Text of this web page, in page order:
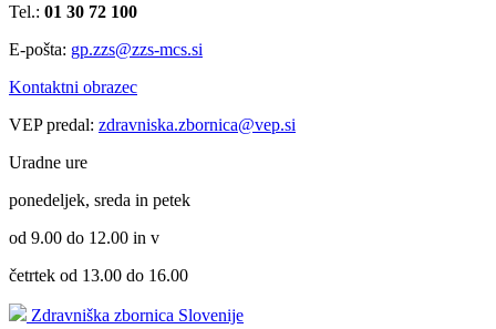
Tel.: 01 30 72 100
E-pošta: gp.zzs@zzs-mcs.si
Kontaktni obrazec
VEP predal: zdravniska.zbornica@vep.si
Uradne ure
ponedeljek, sreda in petek
od 9.00 do 12.00 in v
četrtek od 13.00 do 16.00
Zdravniška zbornica Slovenije